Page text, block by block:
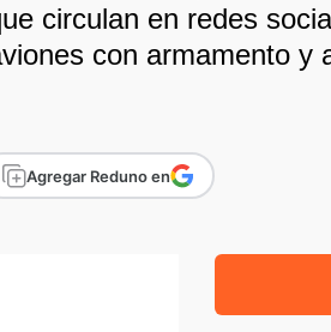
circulan en redes
con armamento y
Agregar Reduno en